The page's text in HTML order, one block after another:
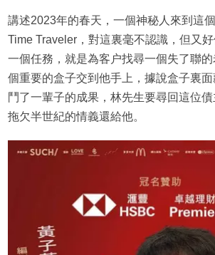
講述2023年的春天，一個神秘人來到這
Time Traveler，對這裏毫不認識，但又
一個任務，就是為客户找尋一個失了聯
個重要的盒子交到他手上，據說盒子裏
鬥了一輩子的成果，林先生要尋回這位
拖欠半世紀的情義還給他。